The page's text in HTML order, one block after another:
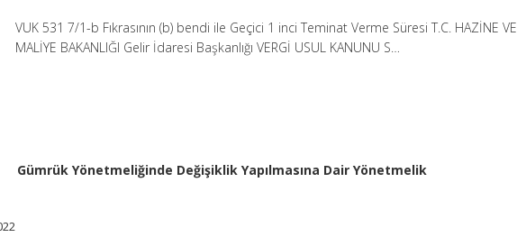
VUK 531 7/1-b Fıkrasının (b) bendi ile Geçici 1 inci Teminat Verme Süresi T.C. HAZİNE VE
MALİYE BAKANLIĞI Gelir İdaresi Başkanlığı VERGİ USUL KANUNU S…
Gümrük Yönetmeliğinde Değişiklik Yapılmasına Dair Yönetmelik